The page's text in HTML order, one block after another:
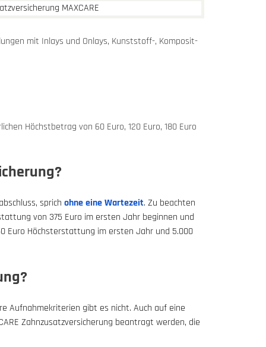
mit Inlays und Onlays, Kunststoff-, Komposit-
Höchstbetrag von 60 Euro, 120 Euro, 180 Euro
sprich ohne eine Wartezeit. Zu beachten
von 375 Euro im ersten Jahr beginnen und
Euro Höchsterstattung im ersten Jahr und 5.000
Aufnahmekriterien gibt es nicht. Auch auf eine
Zahnzusatzversicherung beantragt werden, die